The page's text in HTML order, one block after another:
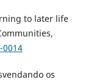
to later life
0014
os